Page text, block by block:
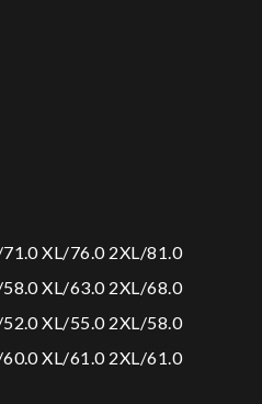
XL/76.0 2XL/81.0
XL/63.0 2XL/68.0
XL/55.0 2XL/58.0
XL/61.0 2XL/61.0